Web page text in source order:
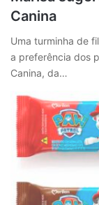
Canina
Uma turminha de
a preferência dos
Canina, da…